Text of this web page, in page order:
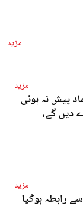
مزید
مزید
پیش نہ ہوئی
دیں گے،
مزید
رابطہ ہوگیا